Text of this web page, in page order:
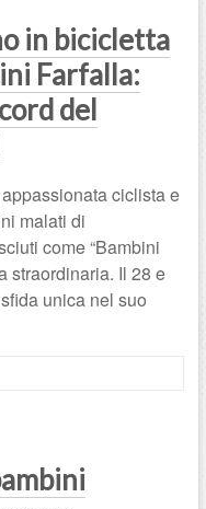
in bicicletta
Farfalla:
del
ciclista e
malati di
come “Bambini
straordinaria. Il 28 e
unica nel suo